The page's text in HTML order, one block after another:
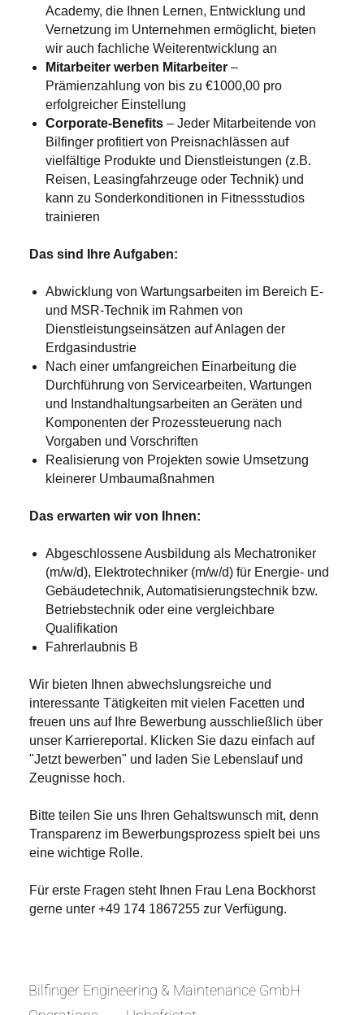
Academy, die Ihnen Lernen, Entwicklung und
Vernetzung im Unternehmen ermöglicht, bieten
wir auch fachliche Weiterentwicklung an
Mitarbeiter werben Mitarbeiter –
Prämienzahlung von bis zu €1000,00 pro
erfolgreicher Einstellung
Corporate-Benefits – Jeder Mitarbeitende von
Bilfinger profitiert von Preisnachlässen auf
vielfältige Produkte und Dienstleistungen (z.B.
Reisen, Leasingfahrzeuge oder Technik) und
kann zu Sonderkonditionen in Fitnessstudios
trainieren
Das sind Ihre Aufgaben:
Abwicklung von Wartungsarbeiten im Bereich E-
und MSR-Technik im Rahmen von
Dienstleistungseinsätzen auf Anlagen der
Erdgasindustrie
Nach einer umfangreichen Einarbeitung die
Durchführung von Servicearbeiten, Wartungen
und Instandhaltungsarbeiten an Geräten und
Komponenten der Prozessteuerung nach
Vorgaben und Vorschriften
Realisierung von Projekten sowie Umsetzung
kleinerer Umbaumaßnahmen
Das erwarten wir von Ihnen:
Abgeschlossene Ausbildung als Mechatroniker
(m/w/d), Elektrotechniker (m/w/d) für Energie- und
Gebäudetechnik, Automatisierungstechnik bzw.
Betriebstechnik oder eine vergleichbare
Qualifikation
Fahrerlaubnis B
Wir bieten Ihnen abwechslungsreiche und
interessante Tätigkeiten mit vielen Facetten und
freuen uns auf Ihre Bewerbung ausschließlich über
unser Karriereportal. Klicken Sie dazu einfach auf
"Jetzt bewerben" und laden Sie Lebenslauf und
Zeugnisse hoch.
Bitte teilen Sie uns Ihren Gehaltswunsch mit, denn
Transparenz im Bewerbungsprozess spielt bei uns
eine wichtige Rolle.
Für erste Fragen steht Ihnen Frau Lena Bockhorst
gerne unter +49 174 1867255 zur Verfügung.
Bilfinger Engineering & Maintenance GmbH